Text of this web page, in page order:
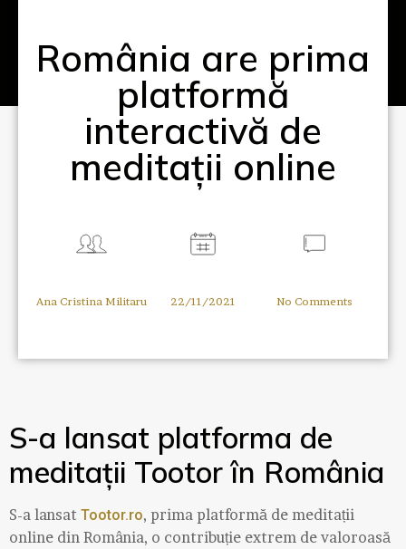
România are prima
platformă
interactivă de
meditații online
Ana Cristina Militaru 22/11/2021 No Comments
S-a lansat platforma de
meditații Tootor în România
S-a lansat Tootor.ro, prima platformă de meditații
online din România, o contribuție extrem de valoroasă